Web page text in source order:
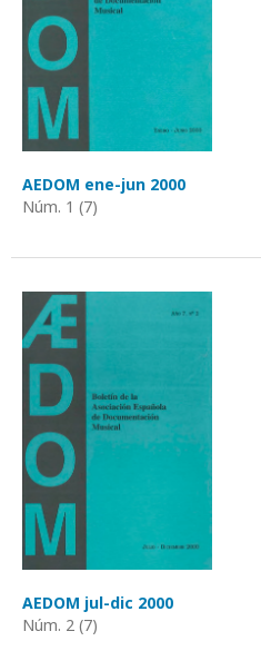
AEDOM ene-jun 2000
Núm. 1 (7)
AEDOM jul-dic 2000
Núm. 2 (7)